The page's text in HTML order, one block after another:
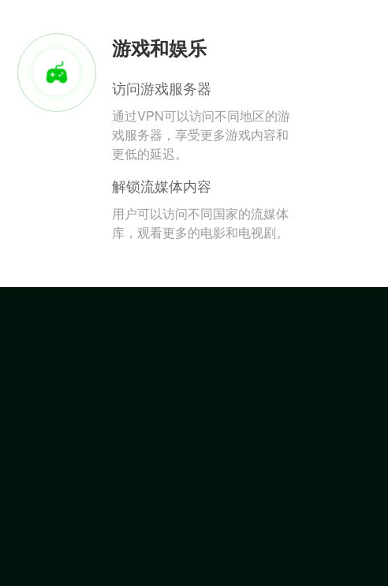
游戏和娱乐
访问游戏服务器
通过VPN可以访问不同地区的游
戏服务器，享受更多游戏内容和
更低的延迟。
解锁流媒体内容
用户可以访问不同国家的流媒体
库，观看更多的电影和电视剧。